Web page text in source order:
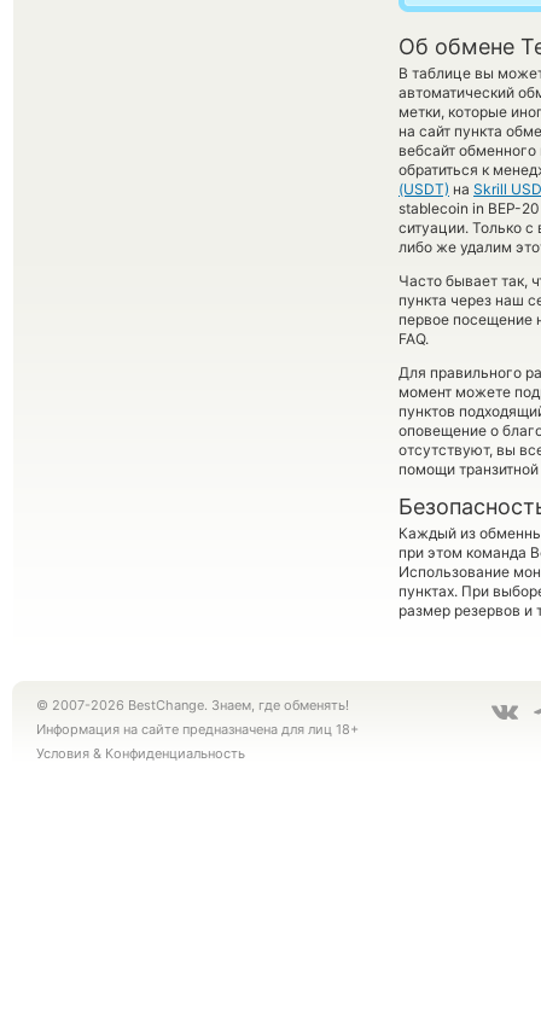
Об обмене
В таблице вы
автоматический
метки, которые
на сайт пункта
вебсайт
обратиться к
(USDT) на Skrill USD
stablecoin in BEP-
ситуации. Только
либо же удалим
Часто бывает так,
пункта через наш
первое посещение
FAQ.
Для правильного
момент можете
пунктов
оповещение о
отсутствуют, вы
помощи
Каждый из
при этом команда
Использование
пунктах. При
размер резервов и
© 2007-2026 BestChange. Знаем, где обменять!
Информация на сайте предназначена для лиц 18+
Условия & Конфиденциальность